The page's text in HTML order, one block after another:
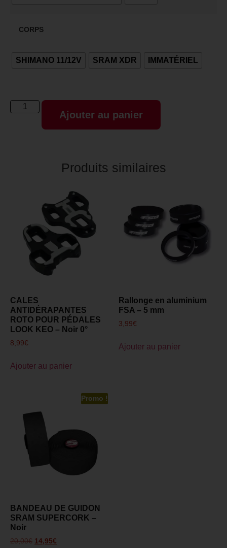
CORPS
SHIMANO 11/12V SRAM XDR IMMATÉRIEL
Ajouter au panier
Produits similaires
CALES
ANTIDÉRAPANTES
ROTO POUR PÉDALES
LOOK KEO – Noir 0°
8,99€
Ajouter au panier
Rallonge en aluminium
FSA – 5 mm
3,99€
Ajouter au panier
Promo !
BANDEAU DE GUIDON
SRAM SUPERCORK –
Noir
20,00€ 14,95€